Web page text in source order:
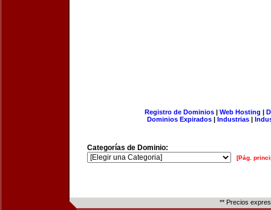
Registro de Dominios| Web Hosting |
Dominios Expirados | Industrias |
Categorías de Dominio:
[Pág.
** Precios